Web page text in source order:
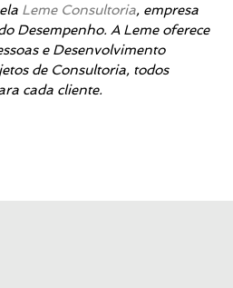
Leme Consultoria, empresa
Desempenho. A Leme oferece
e Desenvolvimento
de Consultoria, todos
cada cliente.